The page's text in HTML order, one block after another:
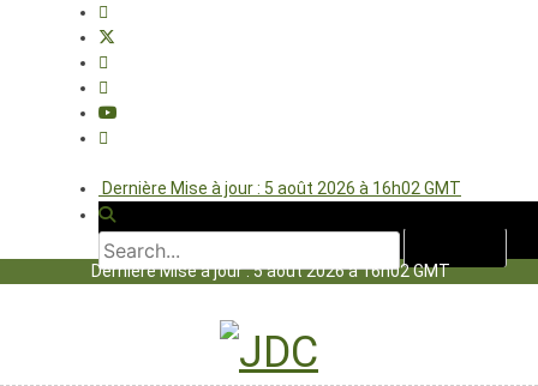
Dernière Mise à jour : 5 août 2026 à 16h02 GMT
Dernière Mise à jour : 5 août 2026 à 16h02 GMT